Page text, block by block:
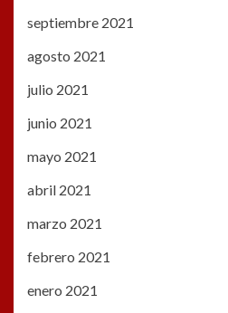
septiembre 2021
agosto 2021
julio 2021
junio 2021
mayo 2021
abril 2021
marzo 2021
febrero 2021
enero 2021